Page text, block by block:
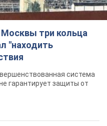
три кольца
"находить
система
гарантирует защиты от